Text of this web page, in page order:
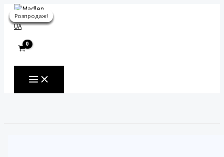
Перейти
до
вмісту
UA
MAIN
MENU
Розпродаж!
Розпродаж!
Розпродаж!
Розпродаж!
Розпродаж!
Розпродаж!